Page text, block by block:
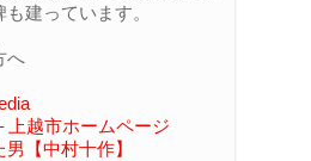
建っています。
へ
上越市ホームページ
【中村十作】